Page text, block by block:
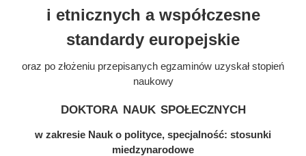
i etnicznych a współczesne
standardy europejskie
oraz po złożeniu przepisanych egzaminów uzyskał stopień
naukowy
doktora nauk społecznych
w zakresie Nauk o polityce, specjalność: stosunki
miedzynarodowe